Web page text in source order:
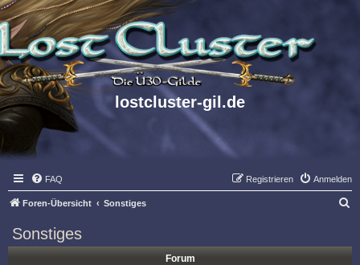
lostcluster-gil.de
FAQ Anmelden
Registrieren
Foren-Übersicht Sonstiges
Sonstiges
Forum